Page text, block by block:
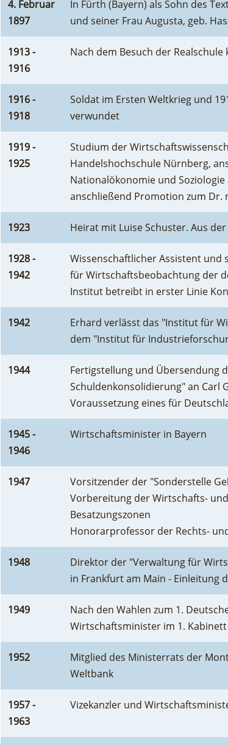
4. Februar
1897
In Fürth (Bayern) als Sohn des
und seiner Frau Augusta, geb.
1913 -
1916
Nach dem Besuch der
1916 -
1918
Soldat im Ersten Weltkrieg und
verwundet
1919 -
1925
Studium der
Handelshochschule Nürnberg,
Nationalökonomie und
anschließend Promotion zum Dr.
1923 Heirat mit Luise Schuster. Aus
1928 -
1942
Wissenschaftlicher Assistent
für Wirtschaftsbeobachtung der
Institut betreibt in erster Linie
1942
Erhard verlässt das "Institut für
dem "Institut für
1944
Fertigstellung und Übersendung
Schuldenkonsolidierung" an Carl
Voraussetzung eines für
1945 -
1946
Wirtschaftsminister in Bayern
1947
Vorsitzender der "Sonderstelle
Vorbereitung der Wirtschafts-
Besatzungszonen
Honorarprofessor der Rechts-
1948
Direktor der "Verwaltung für
in Frankfurt am Main - Einleitung
1949
Nach den Wahlen zum 1.
Wirtschaftsminister im 1.
1952
Mitglied des Ministerrats der
Weltbank
1957 -
1963
Vizekanzler und